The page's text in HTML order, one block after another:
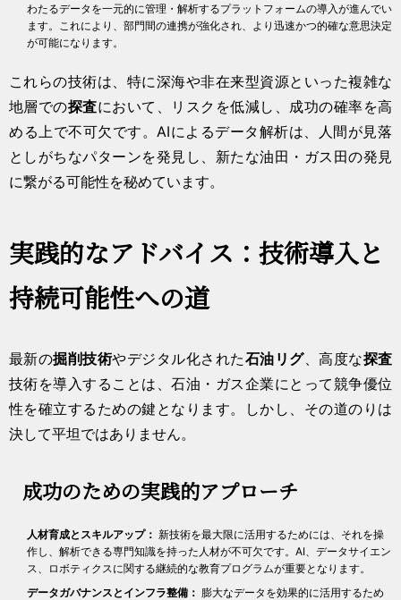
わたるデータを一元的に管理・解析するプラットフォームの導入が進んでい
ます。これにより、部門間の連携が強化され、より迅速かつ的確な意思決定
が可能になります。
これらの技術は、特に深海や非在来型資源といった複雑な
地層での探査において、リスクを低減し、成功の確率を高
める上で不可欠です。AIによるデータ解析は、人間が見落
としがちなパターンを発見し、新たな油田・ガス田の発見
に繋がる可能性を秘めています。
実践的なアドバイス：技術導入と
持続可能性への道
最新の掘削技術やデジタル化された石油リグ、高度な探査
技術を導入することは、石油・ガス企業にとって競争優位
性を確立するための鍵となります。しかし、その道のりは
決して平坦ではありません。
成功のための実践的アプローチ
人材育成とスキルアップ： 新技術を最大限に活用するためには、それを操
作し、解析できる専門知識を持った人材が不可欠です。AI、データサイエン
ス、ロボティクスに関する継続的な教育プログラムが重要となります。
データガバナンスとインフラ整備： 膨大なデータを効果的に活用するため